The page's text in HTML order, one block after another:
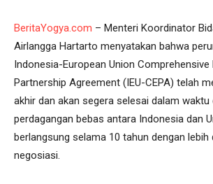
BeritaYogya.com – Menteri Koordinator
Airlangga Hartarto menyatakan bahwa
Indonesia-European Union
Partnership Agreement (IEU-CEPA) telah
akhir dan akan segera selesai dalam waktu
perdagangan bebas antara Indonesia dan
berlangsung selama 10 tahun dengan lebih
negosiasi.